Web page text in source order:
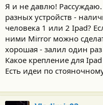
Я и не давлю!
разных устройств -
человека 1 или 2 Ipad?
ними Mirror можно
хорошая - залил один
Какое крепление для Ipad
Есть идеи по